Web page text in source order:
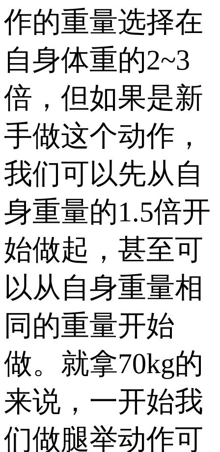
作的重量选择在
自身体重的2~3
倍，但如果是新
手做这个动作，
我们可以先从自
身重量的1.5倍开
始做起，甚至可
以从自身重量相
同的重量开始
做。就拿70kg的
来说，一开始我
们做腿举动作可